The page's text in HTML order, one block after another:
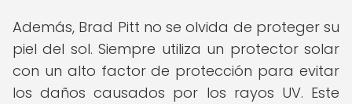
Además, Brad Pitt no se olvida de proteger su
piel del sol. Siempre utiliza un protector solar
con un alto factor de protección para evitar
los daños causados por los rayos UV. Este